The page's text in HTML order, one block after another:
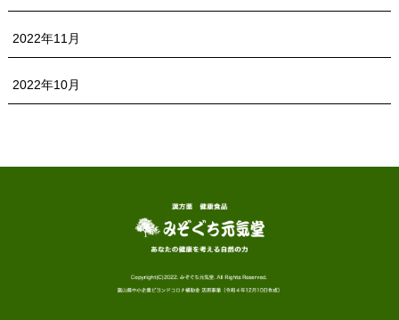
2022年11月
2022年10月